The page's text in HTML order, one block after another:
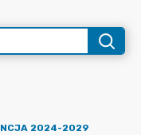
2024-2029